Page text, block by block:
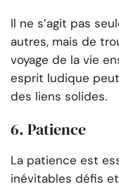
Il ne s’agit pas
autres, mais de
voyage de la vie
esprit ludique
des liens solides.
6. Patience
La patience est
inévitables défis